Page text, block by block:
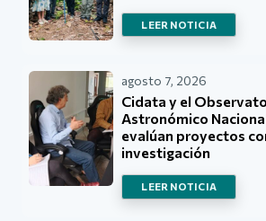
LEER NOTICIA
agosto 7, 2026
Cidata y el
Astronómico
evalúan proyectos
investigación
LEER NOTICIA